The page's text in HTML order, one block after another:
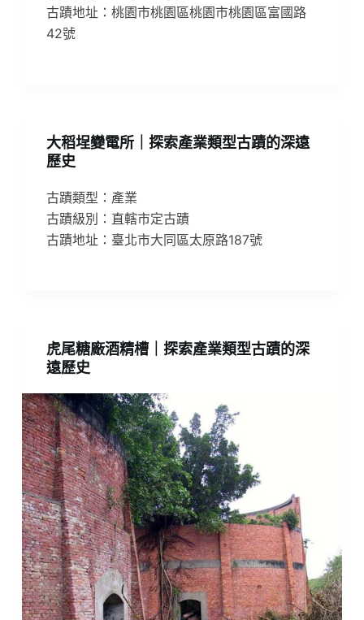
古蹟地址：桃園市桃園區桃園市桃園區富國路
42號
大稻埕變電所｜探索產業類型古蹟的深遠
歷史
古蹟類型：產業
古蹟級別：直轄市定古蹟
古蹟地址：臺北市大同區太原路187號
虎尾糖廠酒精槽｜探索產業類型古蹟的深
遠歷史